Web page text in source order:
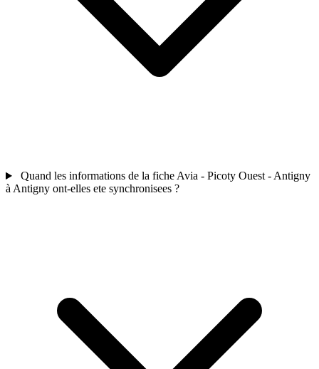
Quand les informations de la fiche Avia - Picoty Ouest - Antigny
à Antigny ont-elles ete synchronisees ?